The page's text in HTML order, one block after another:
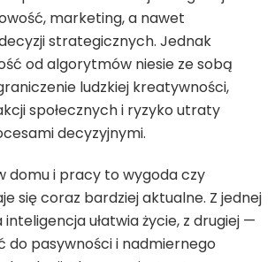
marketing, a nawet
strategicznych. Jednak
od algorytmów niesie ze sobą
ludzkiej kreatywności,
społecznych i ryzyko utraty
decyzyjnymi.
domu i pracy to wygoda czy
się coraz bardziej aktualne. Z jednej
ułatwia życie, z drugiej —
do pasywności i nadmiernego